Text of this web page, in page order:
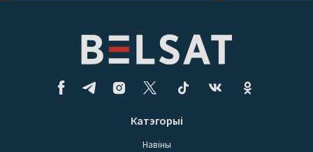
Катэгорыі
Навіны